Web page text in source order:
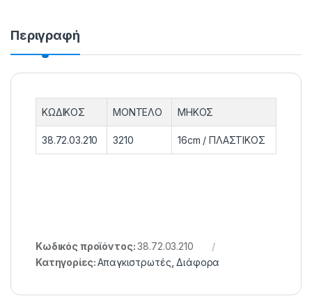
Περιγραφή
ΚΩΔΙΚΟΣ ΜΟΝΤΕΛΟ ΜΗΚΟΣ
38.72.03.210 3210 16cm / ΠΛΑΣΤΙΚΟΣ
Κωδικός προϊόντος:38.72.03.210
Κατηγορίες:Απαγκιστρωτές ,Διάφορα